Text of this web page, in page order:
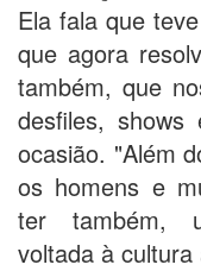
Ela fala que
que agora
também, que
desfiles,
ocasião. "Além
os homens e
ter também,
voltada à